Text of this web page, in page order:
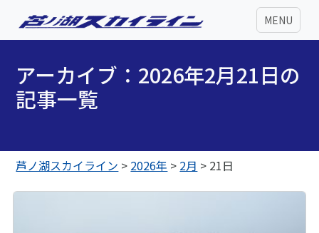
MENU
アーカイブ：2026年2月21日の
記事一覧
芦ノ湖スカイライン > 2026年 > 2月 > 21日